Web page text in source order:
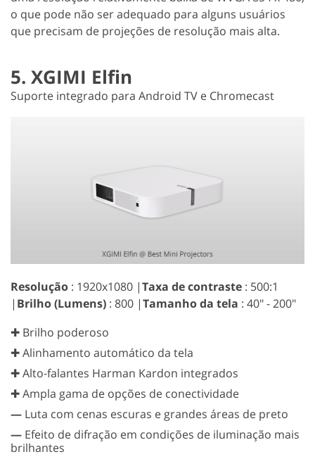
o que pode não ser adequado para alguns usuários
que precisam de projeções de resolução mais alta.
5. XGIMI Elfin
Suporte integrado para Android TV e Chromecast
Resolução : 1920x1080 |Taxa de contraste : 500:1
| Brilho (Lumens) : 800 |Tamanho da tela : 40" - 200"
✚ Brilho poderoso
✚ Alinhamento automático da tela
✚ Alto-falantes Harman Kardon integrados
✚ Ampla gama de opções de conectividade
— Luta com cenas escuras e grandes áreas de preto
— Efeito de difração em condições de iluminação mais
brilhantes